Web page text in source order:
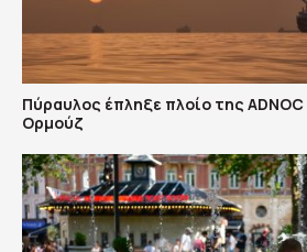
Πύραυλος έπληξε πλοίο της
Ορμούζ